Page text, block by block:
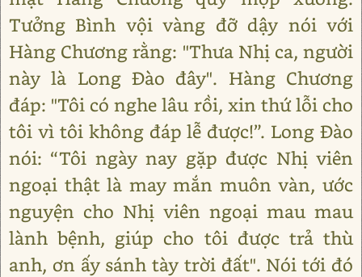
Tưởng Bình vội vàng đỡ dậy nói với
Hàng Chương rằng: "Thưa Nhị ca, người
này là Long Đào đây". Hàng Chương
đáp: "Tôi có nghe lâu rồi, xin thứ lỗi cho
tôi vì tôi không đáp lễ được!”. Long Đào
nói: “Tôi ngày nay gặp được Nhị viên
ngoại thật là may mắn muôn vàn, ước
nguyện cho Nhị viên ngoại mau mau
lành bệnh, giúp cho tôi được trả thù
anh, ơn ấy sánh tày trời đất". Nói tới đó